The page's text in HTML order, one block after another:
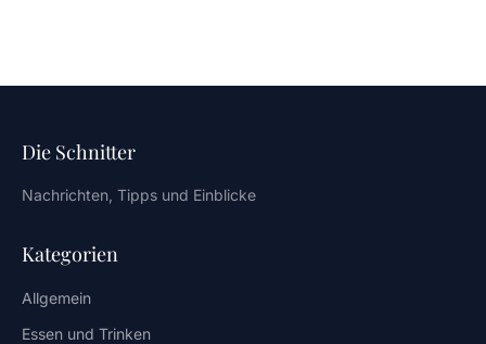
Die Schnitter
Nachrichten, Tipps und Einblicke
Kategorien
Allgemein
Essen und Trinken